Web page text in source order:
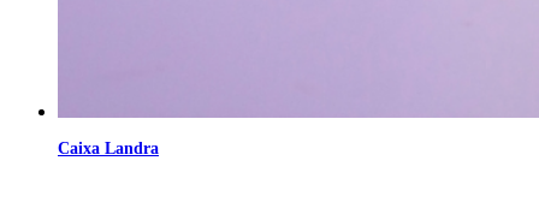
Caixa Landra